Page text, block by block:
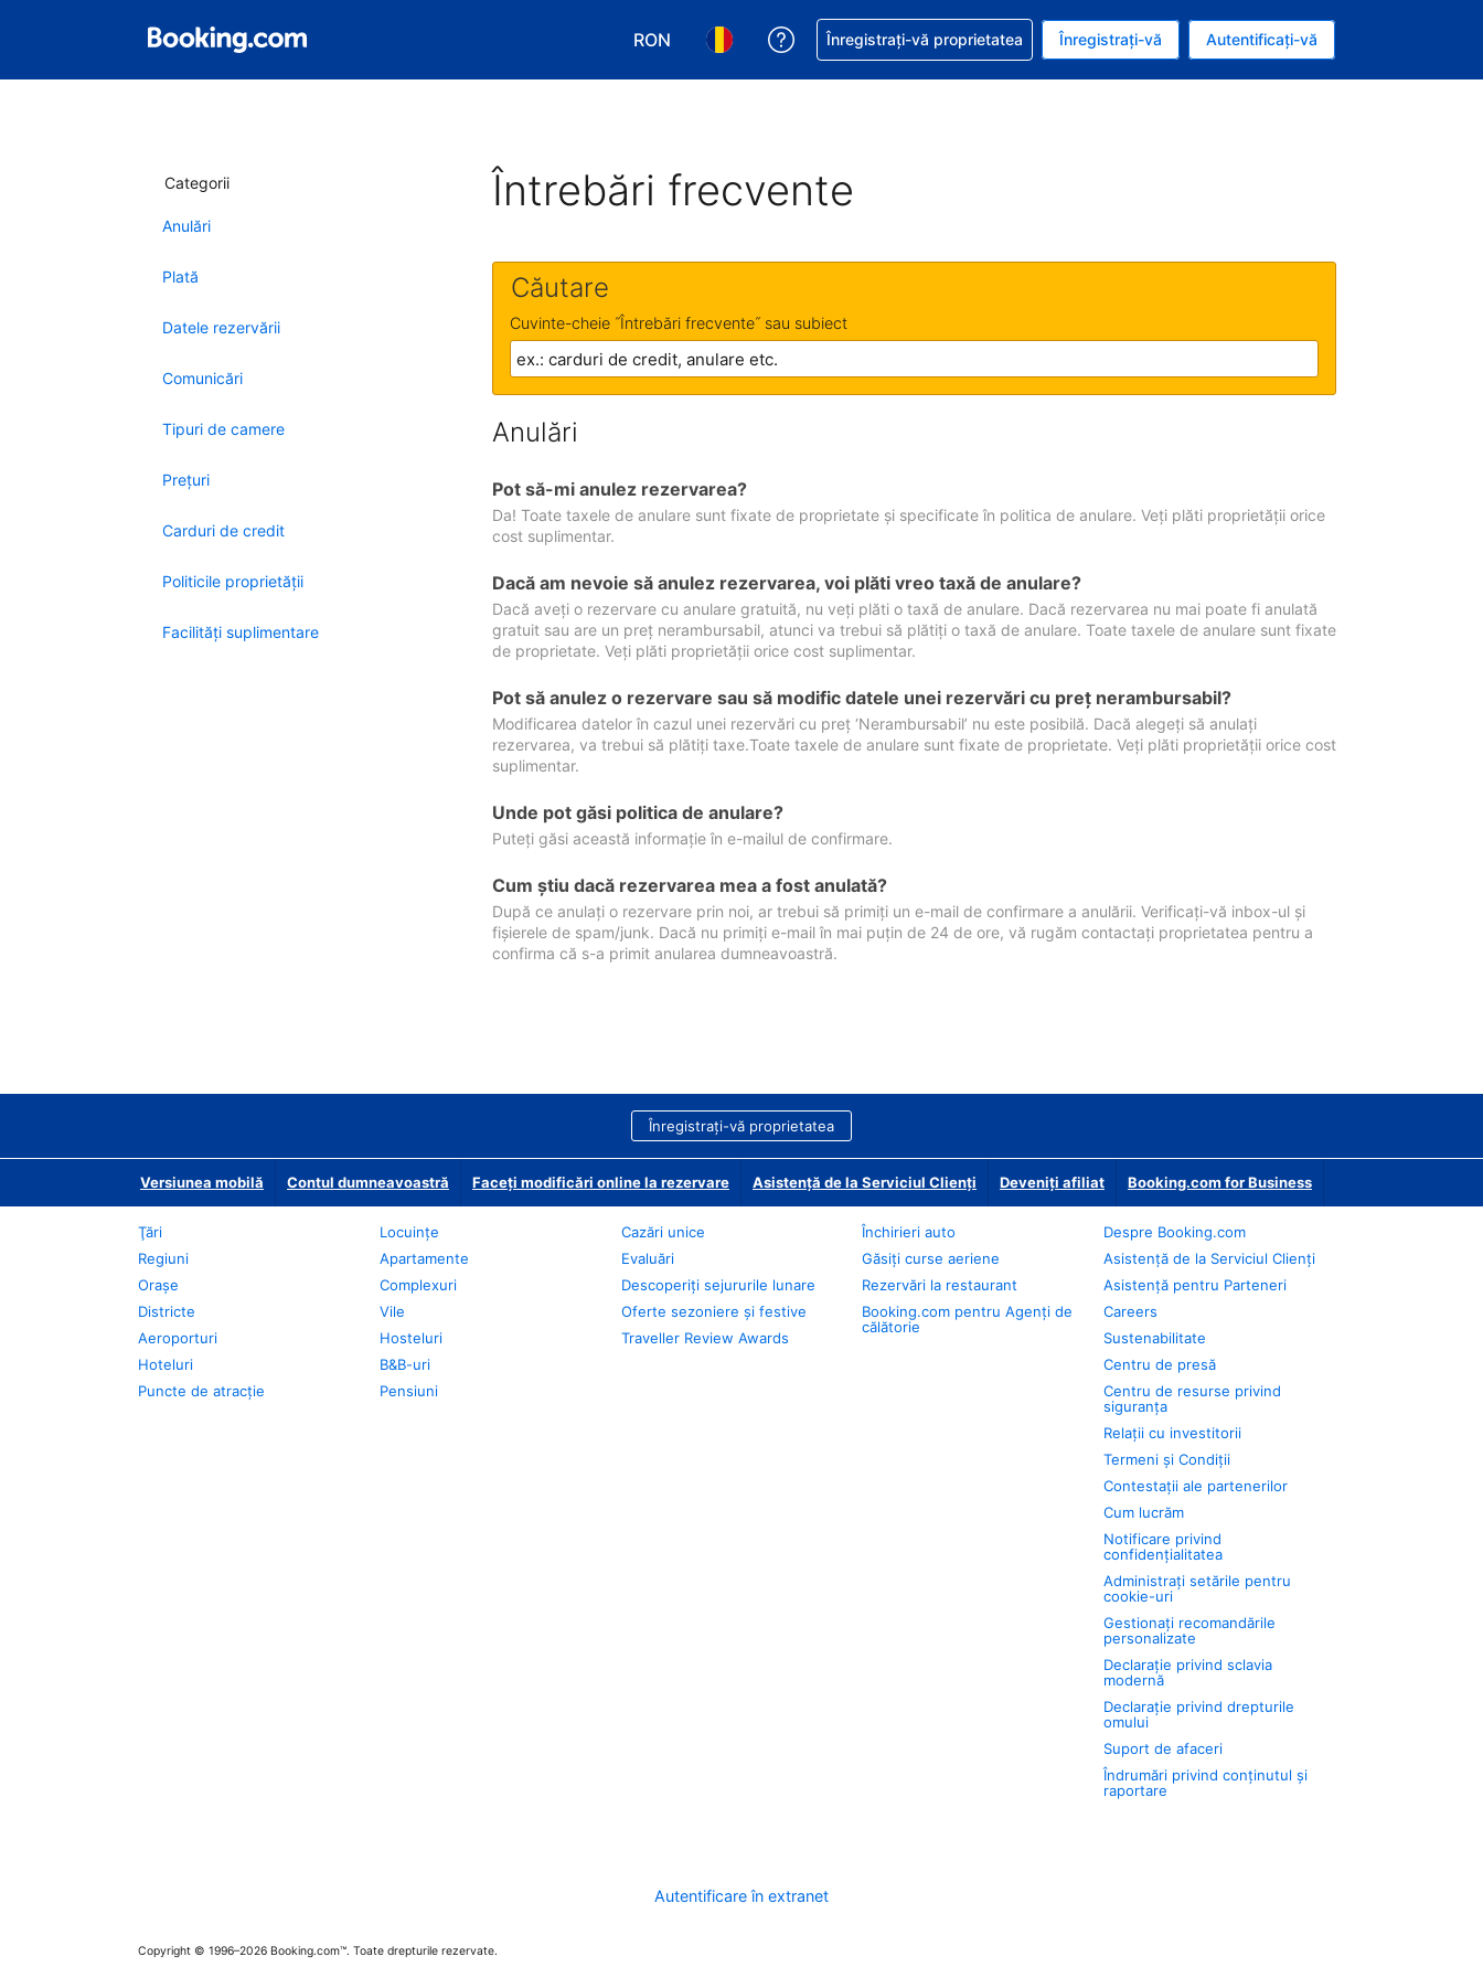
RON
Alegeţi moneda. Moneda actuală este Leu nou românesc
Alegeți limba. Limba actuală este Română
Primiți asistență cu privire la rezervarea dvs.
Înregistrați-vă proprietatea Înregistrați-vă Autentificați-vă
Categorii
Anulări
Plată
Datele rezervării
Comunicări
Tipuri de camere
Preţuri
Carduri de credit
Politicile proprietății
Facilităţi suplimentare
Întrebări frecvente
Căutare
Cuvinte-cheie ˝Întrebări frecvente˝ sau subiect
Anulări
Pot să-mi anulez rezervarea?
Da! Toate taxele de anulare sunt fixate de proprietate și specificate în politica de anulare. Veți plăti proprietății orice
cost suplimentar.
Dacă am nevoie să anulez rezervarea, voi plăti vreo taxă de anulare?
Dacă aveți o rezervare cu anulare gratuită, nu veți plăti o taxă de anulare. Dacă rezervarea nu mai poate fi anulată
gratuit sau are un preț nerambursabil, atunci va trebui să plătiți o taxă de anulare. Toate taxele de anulare sunt fixate
de proprietate. Veți plăti proprietății orice cost suplimentar.
Pot să anulez o rezervare sau să modific datele unei rezervări cu preţ nerambursabil?
Modificarea datelor în cazul unei rezervări cu preț ‘Nerambursabil’ nu este posibilă. Dacă alegeți să anulați
rezervarea, va trebui să plătiți taxe.Toate taxele de anulare sunt fixate de proprietate. Veți plăti proprietății orice cost
suplimentar.
Unde pot găsi politica de anulare?
Puteți găsi această informație în e-mailul de confirmare.
Cum ştiu dacă rezervarea mea a fost anulată?
După ce anulați o rezervare prin noi, ar trebui să primiți un e-mail de confirmare a anulării. Verificați-vă inbox-ul și
fișierele de spam/junk. Dacă nu primiți e-mail în mai puțin de 24 de ore, vă rugăm contactați proprietatea pentru a
confirma că s-a primit anularea dumneavoastră.
Înregistrați-vă proprietatea
Versiunea mobilă Contul dumneavoastră Faceți modificări online la rezervare Asistență de la Serviciul Clienți Deveniţi afiliat Booking.com for Business
Ţări
Regiuni
Oraşe
Districte
Aeroporturi
Hoteluri
Puncte de atracţie
Locuințe
Apartamente
Complexuri
Vile
Hosteluri
B&B-uri
Pensiuni
Cazări unice
Evaluări
Descoperiți sejururile lunare
Oferte sezoniere și festive
Traveller Review Awards
Închirieri auto
Găsiți curse aeriene
Rezervări la restaurant
Booking.com pentru Agenți de
călătorie
Despre Booking.com
Asistență de la Serviciul Clienți
Asistență pentru Parteneri
Careers
Sustenabilitate
Centru de presă
Centru de resurse privind
siguranța
Relații cu investitorii
Termeni și Condiții
Contestații ale partenerilor
Cum lucrăm
Notificare privind
confidențialitatea
Administrați setările pentru
cookie-uri
Gestionați recomandările
personalizate
Declarație privind sclavia
modernă
Declarație privind drepturile
omului
Suport de afaceri
Îndrumări privind conținutul și
raportare
Autentificare în extranet
Copyright © 1996–2026 Booking.com™. Toate drepturile rezervate.